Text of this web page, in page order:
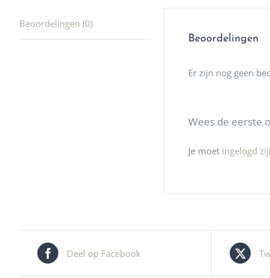
Beoordelingen (0)
Beoordelingen
Er zijn nog geen
Wees de eerste
Je moet ingelogd
Deel op Facebook